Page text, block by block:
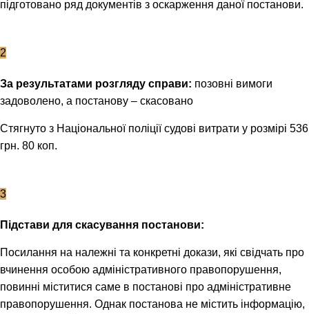
підготовано ряд документів з оскарження даної постанови.
2
За результатами розгляду справи: позовні вимоги
задоволено, а постанову – скасовано
Стягнуто з Національної поліції судові витрати у розмірі 536
грн. 80 коп.
3
Підстави для скасування постанови:
Посилання на належні та конкретні докази, які свідчать про
вчинення особою адміністративного правопорушення,
повинні міститися саме в постанові про адміністративне
правопорушення. Однак постанова не містить інформацію,